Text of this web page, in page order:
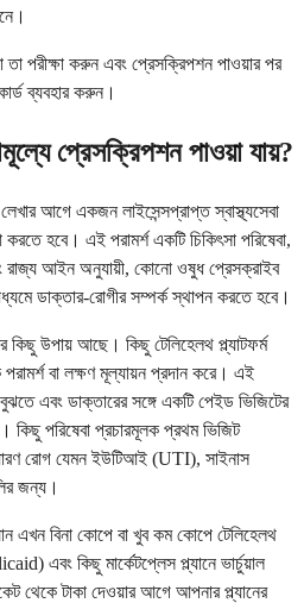
তা পরীক্ষা করুন এবং প্রেসক্রিপশন পাওয়ার পর
ব্যবহার করুন।
প্রেসক্রিপশন পাওয়া যায়?
আগে একজন লাইসেন্সপ্রাপ্ত স্বাস্থ্যসেবা
হবে। এই পরামর্শ একটি চিকিৎসা পরিষেবা,
আইন অনুযায়ী, কোনো ওষুধ প্রেসক্রাইব
ডাক্তার-রোগীর সম্পর্ক স্থাপন করতে হবে।
কিছু উপায় আছে। কিছু টেলিহেলথ প্ল্যাটফর্ম
বা লক্ষণ মূল্যায়ন প্রদান করে। এই
এবং ডাক্তারের সঙ্গে একটি পেইড ভিজিটের
পরিষেবা প্রচারমূলক প্রথম ভিজিট
রোগ যেমন ইউটিআই (UTI), সাইনাস
জন্য।
এখন বিনা কোপে বা খুব কম কোপে টেলিহেলথ
এবং কিছু মার্কেটপ্লেস প্ল্যানে ভার্চুয়াল
থেকে টাকা দেওয়ার আগে আপনার প্ল্যানের